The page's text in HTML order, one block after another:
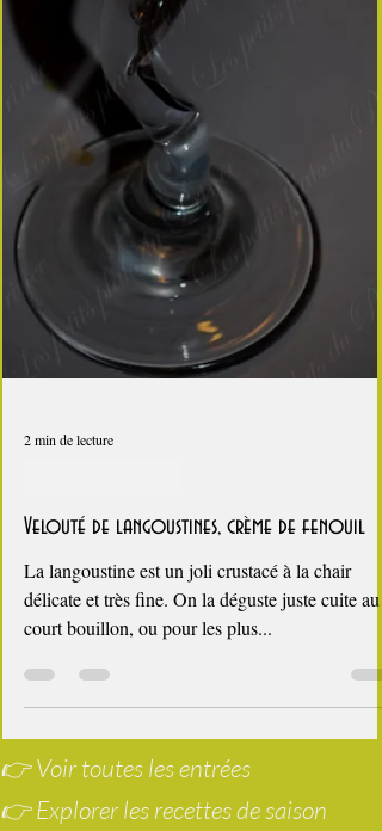
2 min de lecture
fêtes de fin d'année
Velouté de langoustines, crème de fenouil
La langoustine est un joli crustacé à la chair